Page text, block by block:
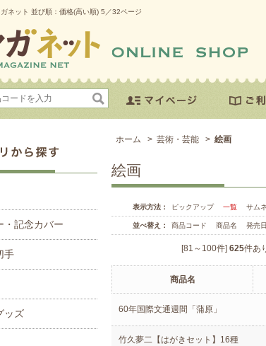
ネット 並び順：価格(高い順) 5／32ページ
ホーム > 芸術・芸能 > 絵画
絵画
表示方法： ピックアップ 一覧 サム
並べ替え： 商品コード 商品名 発売日
[81～100件] 625件あ
商品名
60年国際文通週間「蒲原」
竹久夢二【はがきセット】16種
・記念カバー
手
ッズ